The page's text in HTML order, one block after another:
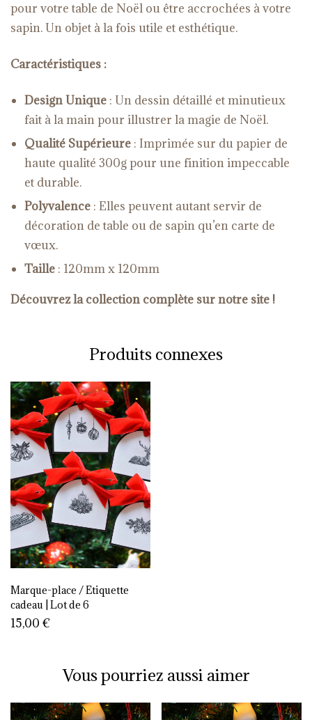
pour votre table de Noël ou être accrochées à votre
sapin. Un objet à la fois utile et esthétique.
Caractéristiques :
Design Unique : Un dessin détaillé et minutieux
fait à la main pour illustrer la magie de Noël.
Qualité Supérieure : Imprimée sur du papier de
haute qualité 300g pour une finition impeccable
et durable.
Polyvalence : Elles peuvent autant servir de
décoration de table ou de sapin qu’en carte de
vœux.
Taille : 120mm x 120mm
Découvrez la collection complète sur notre site !
Produits connexes
Marque-place / Etiquette
cadeau | Lot de 6
15,00 €
Vous pourriez aussi aimer